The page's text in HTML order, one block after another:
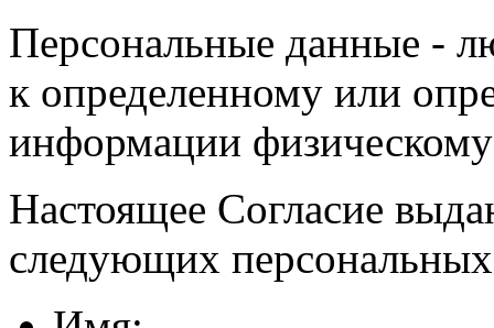
Персональные данные -
к определенному или
информации
Настоящее Согласие
следующих